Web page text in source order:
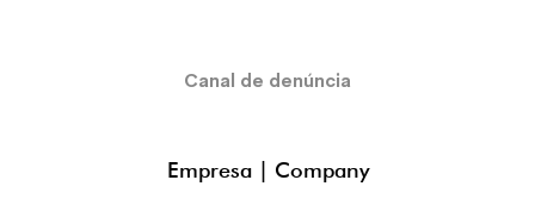
Empresa | Company
Canal de denúncia